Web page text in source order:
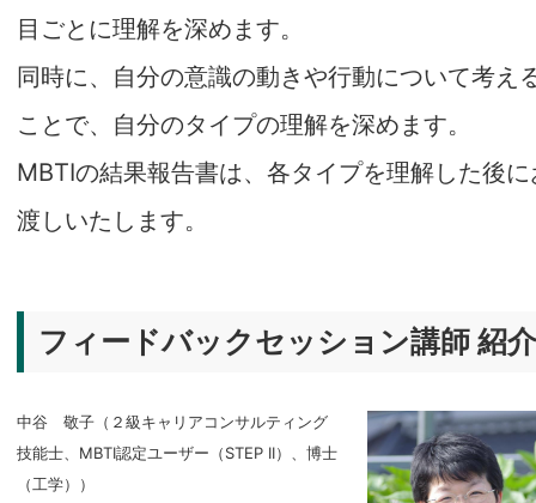
目ごとに理解を深めます。
同時に、自分の意識の動きや行動について考え
ことで、自分のタイプの理解を深めます。
MBTIの結果報告書は、各タイプを理解した後に
渡しいたします。
フィードバックセッション講師 紹
中谷 敬子（２級キャリアコンサルティング
技能士、MBTI認定ユーザー（STEP II）、博士
（工学））